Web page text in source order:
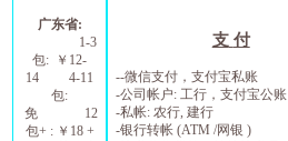
广东省:
1-3
包: ￥ 12-
14
4-11
包:
免
12
包+ : ￥ 18+
支 付
--微信支付，支付宝私账
-公司帐户:工行，支付宝公账
-私帐:农行,建行
-银行转帐 (ATM /网银 )